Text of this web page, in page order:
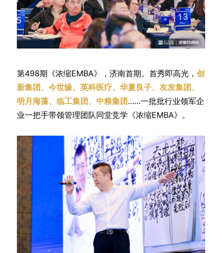
第498期《浓缩EMBA》，济南首期。首秀即高光， 创
新集团、今世缘、英科医疗、华夏良子、友发集团、
明月海藻、临工集团、中粮集团……一批批行业领军企
业一把手带领管理团队同堂竞学《浓缩EMBA》。